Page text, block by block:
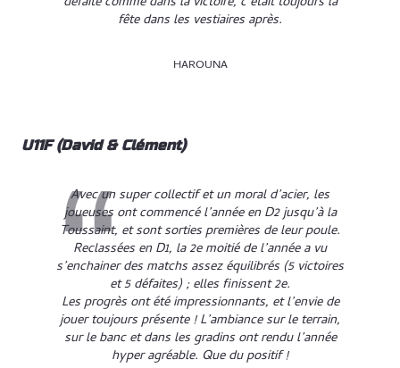
fête dans les vestiaires après.
HAROUNA
U11F (David & Clément)
Avec un super collectif et un moral d’acier, les
joueuses ont commencé l’année en D2 jusqu’à la
Toussaint, et sont sorties premières de leur poule.
Reclassées en D1, la 2e moitié de l’année a vu
s’enchainer des matchs assez équilibrés (5 victoires
et 5 défaites) ; elles finissent 2e.
Les progrès ont été impressionnants, et l’envie de
jouer toujours présente ! L’ambiance sur le terrain,
sur le banc et dans les gradins ont rendu l’année
hyper agréable. Que du positif !